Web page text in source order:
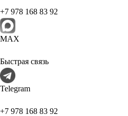
+7 978 168 83 92
МАХ
Быстрая связь
Telegram
+7 978 168 83 92